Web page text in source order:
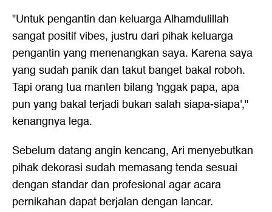
"Untuk pengantin dan keluarga Alhamdulillah
sangat positif vibes, justru dari pihak keluarga
pengantin yang menenangkan saya. Karena saya
yang sudah panik dan takut banget bakal roboh.
Tapi orang tua manten bilang 'nggak papa, apa
pun yang bakal terjadi bukan salah siapa-siapa',"
kenangnya lega.
Sebelum datang angin kencang, Ari menyebutkan
pihak dekorasi sudah memasang tenda sesuai
dengan standar dan profesional agar acara
pernikahan dapat berjalan dengan lancar.